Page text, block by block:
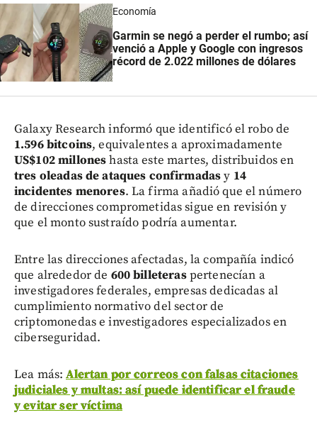
Economía
Garmin se negó a perder el rumbo; así
venció a Apple y Google con ingresos
récord de 2.022 millones de dólares
Galaxy Research informó que identificó el robo de
1.596 bitcoins, equivalentes a aproximadamente
US$102 milloneshasta este martes, distribuidos en
tres oleadas de ataques confirmadasy 14
incidentes menores. La firma añadió que el número
de direcciones comprometidas sigue en revisión y
que el monto sustraído podría aumentar.
Entre las direcciones afectadas, la compañía indicó
que alrededor de 600 billeteraspertenecían a
investigadores federales, empresas dedicadas al
cumplimiento normativo del sector de
criptomonedas e investigadores especializados en
ciberseguridad.
Lea más:Alertan por correos con falsas citaciones
judiciales y multas: así puede identificar el fraude
y evitar ser víctima